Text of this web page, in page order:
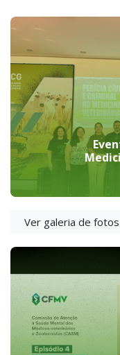
Ver galeria de fotos